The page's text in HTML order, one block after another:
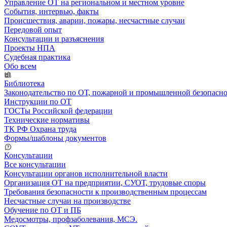
Управление ОТ на региональном и местном уровне
События, интервью, факты
Происшествия, аварии, пожары, несчастные случаи
Передовой опыт
Консультации и разъяснения
Проекты НПА
Судебная практика
Обо всем
Библиотека
Законодательство по ОТ, пожарной и промышленной
Инструкции по ОТ
ГОСТы Российской федерации
Технические нормативы
ТК РФ Охрана труда
Формы/шаблоны документов
Консультации
Все консультации
Консультации органов исполнительной власти
Организация ОТ на предприятии, СУОТ, трудовые споры
Требования безопасности к производственным процессам
Несчастные случаи на производстве
Обучение по ОТ и ПБ
Медосмотры, профзаболевания, МСЭ.